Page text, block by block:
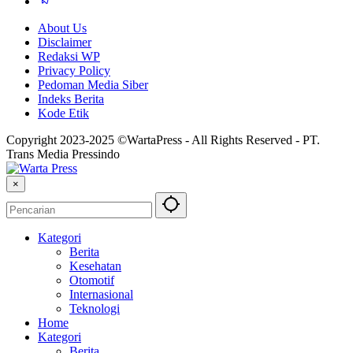
About Us
Disclaimer
Redaksi WP
Privacy Policy
Pedoman Media Siber
Indeks Berita
Kode Etik
Copyright 2023-2025 ©WartaPress - All Rights Reserved - PT.
Trans Media Pressindo
×
Kategori
Berita
Kesehatan
Otomotif
Internasional
Teknologi
Home
Kategori